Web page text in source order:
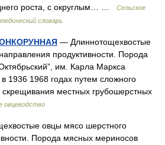
роста, с округлым… …
Сельское
словарь
— Длиннотощехвостые
продуктивности. Порода
им. Карла Маркса
1936 1968 годах путем сложного
скрещивания местных грубошерстных
овцеводство
овцы мясо шерстного
Порода мясных мериносов